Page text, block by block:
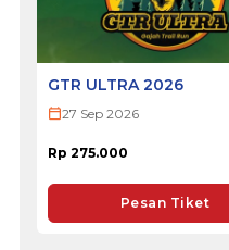
GTR ULTRA 2026
27 Sep 2026
Rp 275.000
Pesan Tiket